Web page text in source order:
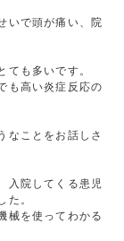
いで頭が痛い、院
ても多いです。
も高い炎症反応の
なことをお話しさ
入院してくる患児
た。
械を使ってわかる